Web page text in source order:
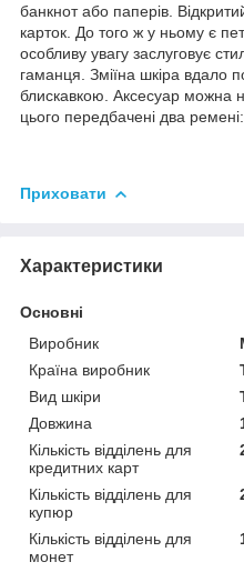
банкнот або паперів.
карток. До того ж у ньому є
особливу увагу заслуговує
гаманця. Зміїна шкіра вдало
блискавкою. Аксесуар можна
цього передбачені два
Приховати
Характеристики
Основні
Виробник
Країна виробник
Вид шкіри
Довжина
Кількість відділень для
кредитних карт
Кількість відділень для
купюр
Кількість відділень для
монет